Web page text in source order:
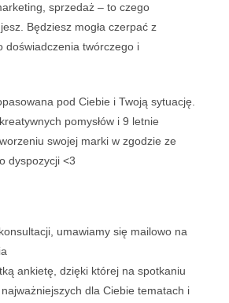
sprzedaż – to czego
Będziesz mogła czerpać z
doświadczenia twórczego i
pod Ciebie i Twoją sytuację.
pomysłów i 9 letnie
swojej marki w zgodzie ze
dyspozycji <3
umawiamy się mailowo na
ankietę, dzięki której na spotkaniu
dla Ciebie tematach i